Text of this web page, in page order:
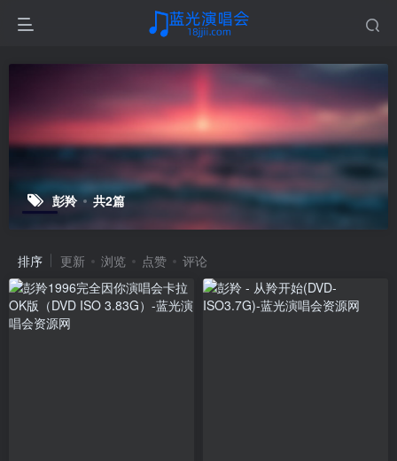
彭羚 共2篇
排序 更新 浏览 点赞 评论